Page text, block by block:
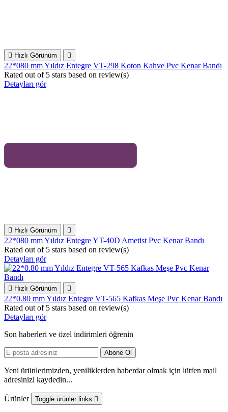
 Hızlı Görünüm 
22*080 mm Yıldız Entegre VT-298 Koton Kahve Pvc Kenar Bandı
Rated out of 5 stars based on review(s)
Detayları gör
 Hızlı Görünüm 
22*080 mm Yıldız Entegre YT-40D Ametist Pvc Kenar Bandı
Rated out of 5 stars based on review(s)
Detayları gör
 Hızlı Görünüm 
22*0.80 mm Yıldız Entegre VT-565 Kafkas Meşe Pvc Kenar Bandı
Rated out of 5 stars based on review(s)
Detayları gör
Son haberleri ve özel indirimleri öğrenin
Yeni ürünlerimizden, yeniliklerden haberdar olmak için lütfen mail
adresinizi kaydedin...
Ürünler Toggle ürünler links 